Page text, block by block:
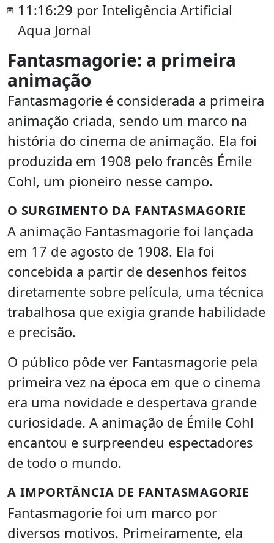
11:16:29 por Inteligência Artificial
Aqua Jornal
Fantasmagorie: a primeira
animação
Fantasmagorie é considerada a primeira
animação criada, sendo um marco na
história do cinema de animação. Ela foi
produzida em 1908 pelo francês Émile
Cohl, um pioneiro nesse campo.
O SURGIMENTO DA FANTASMAGORIE
A animação Fantasmagorie foi lançada
em 17 de agosto de 1908. Ela foi
concebida a partir de desenhos feitos
diretamente sobre película, uma técnica
trabalhosa que exigia grande habilidade
e precisão.
O público pôde ver Fantasmagorie pela
primeira vez na época em que o cinema
era uma novidade e despertava grande
curiosidade. A animação de Émile Cohl
encantou e surpreendeu espectadores
de todo o mundo.
A IMPORTÂNCIA DE FANTASMAGORIE
Fantasmagorie foi um marco por
diversos motivos. Primeiramente, ela